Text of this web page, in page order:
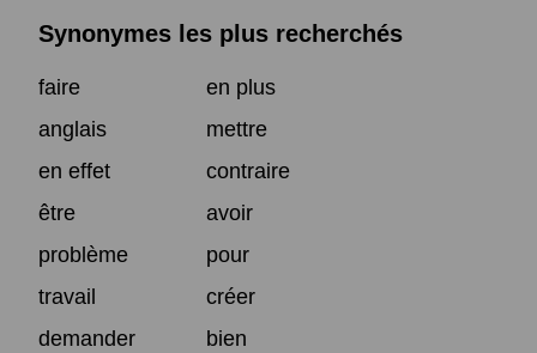
Synonymes les plus recherchés
faire
en plus
anglais
mettre
en effet
contraire
être
avoir
problème
pour
travail
créer
demander
bien